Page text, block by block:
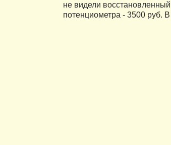
не видели
потенциометра - 3500 руб.